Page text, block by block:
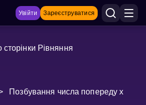
Увійти Зареєструватися
Рівняння
Позбування числа попереду x